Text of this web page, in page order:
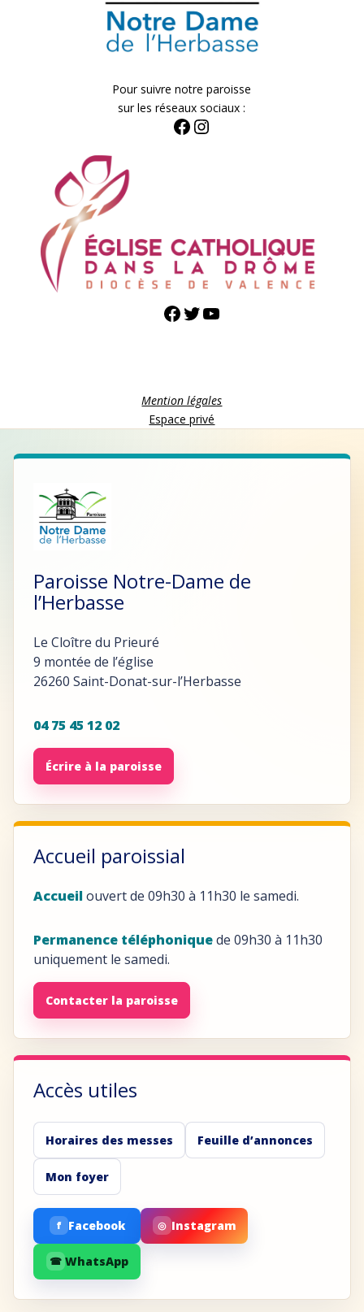
Pour suivre notre paroisse
sur les réseaux sociaux :
Facebook Instagram
Facebook Twitter YouTube
Mention légales
Espace privé
Paroisse Notre-Dame de
l’Herbasse
Le Cloître du Prieuré
9 montée de l’église
26260 Saint-Donat-sur-l’Herbasse
04 75 45 12 02
Écrire à la paroisse
Accueil paroissial
Accueilouvert de 09h30 à 11h30 le samedi.
Permanence téléphoniquede 09h30 à 11h30
uniquement le samedi.
Contacter la paroisse
Accès utiles
Horaires des messes Feuille d’annonces
Mon foyer
f Facebook ◎ Instagram
☎ WhatsApp